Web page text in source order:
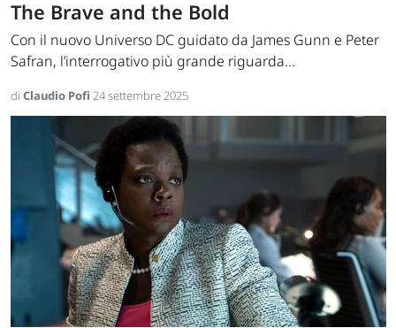
The Brave and the Bold
Con il nuovo Universo DC guidato da James Gunn e Peter
Safran, l’interrogativo più grande riguarda...
di Claudio Pofi 24 settembre 2025